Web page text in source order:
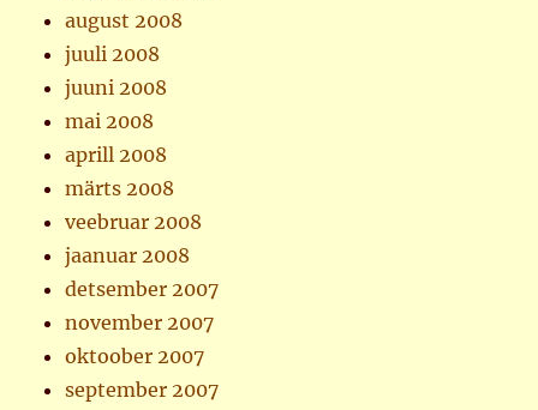
august 2008
juuli 2008
juuni 2008
mai 2008
aprill 2008
märts 2008
veebruar 2008
jaanuar 2008
detsember 2007
november 2007
oktoober 2007
september 2007